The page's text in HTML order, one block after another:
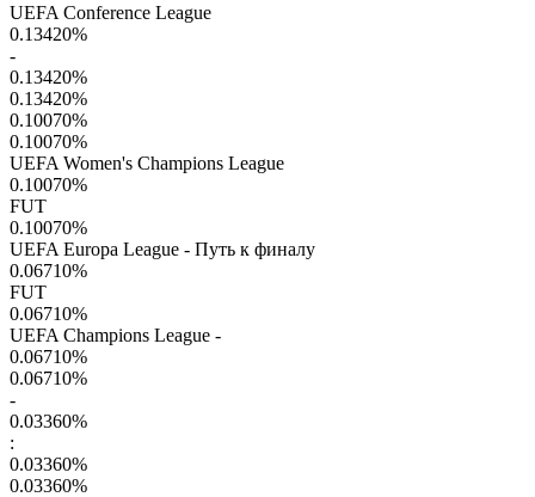
UEFA Conference League
0.13420%
-
0.13420%
0.13420%
0.10070%
0.10070%
UEFA Women's Champions League
0.10070%
FUT
0.10070%
UEFA Europa League - Путь к финалу
0.06710%
FUT
0.06710%
UEFA Champions League -
0.06710%
0.06710%
-
0.03360%
:
0.03360%
0.03360%